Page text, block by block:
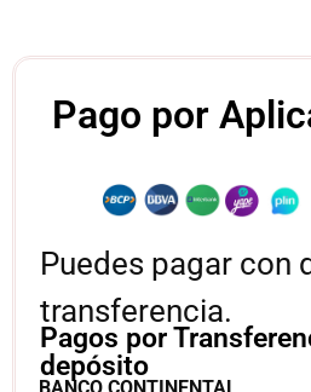
Pago por
Puedes pagar con
transferencia.
BANCO CONTINENTAL
Pagos por
depósito